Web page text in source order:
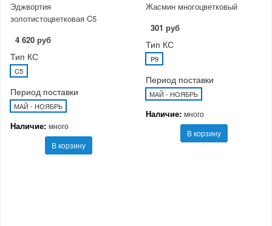
Эджвортия
золотистоцветковая C5
4 620 руб
Тип КС
C5
Период поставки
МАЙ - НОЯБРЬ
Наличие: много
В корзину
Жасмин многоцветковый
301 руб
Тип КС
P9
Период поставки
МАЙ - НОЯБРЬ
Наличие: много
В корзину